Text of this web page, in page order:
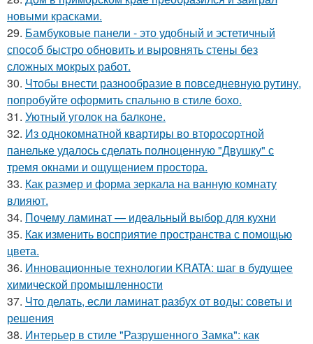
новыми красками.
29. Бамбуковые панели - это удобный и эстетичный
способ быстро обновить и выровнять стены без
сложных мокрых работ.
30. Чтобы внести разнообразие в повседневную рутину,
попробуйте оформить спальню в стиле бохо.
31. Уютный уголок на балконе.
32. Из однокомнатной квартиры во второсортной
панельке удалось сделать полноценную "Двушку" с
тремя окнами и ощущением простора.
33. Как размер и форма зеркала на ванную комнату
влияют.
34. Почему ламинат — идеальный выбор для кухни
35. Как изменить восприятие пространства с помощью
цвета.
36. Инновационные технологии KRATA: шаг в будущее
химической промышленности
37. Что делать, если ламинат разбух от воды: советы и
решения
38. Интерьер в стиле "Разрушенного Замка": как